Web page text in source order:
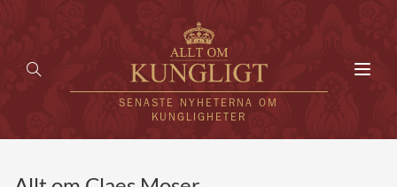
SENASTE NYHETERNA OM
KUNGLIGHETER